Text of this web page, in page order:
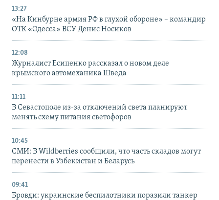
13:27
«На Кинбурне армия РФ в глухой обороне» – командир
ОТК «Одесса» ВСУ Денис Носиков
12:08
Журналист Есипенко рассказал о новом деле
крымского автомеханика Шведа
11:11
В Севастополе из-за отключений света планируют
менять схему питания светофоров
10:45
СМИ: В Wildberries сообщили, что часть складов могут
перенести в Узбекистан и Беларусь
09:41
Бровди: украинские беспилотники поразили танкер